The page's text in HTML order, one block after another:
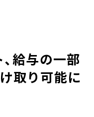
給与の一部
取り可能に